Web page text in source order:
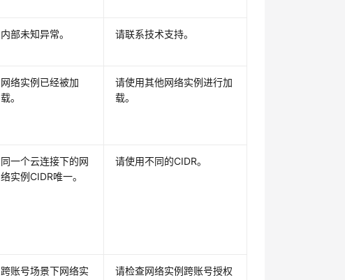
内部未知异常。 请联系技术支持。
网络实例已经被加
载。
请使用其他网络实例进行加
载。
同一个云连接下的网
络实例CIDR唯一。
请使用不同的CIDR。
跨账号场景下网络实
请检查网络实例跨账号授权